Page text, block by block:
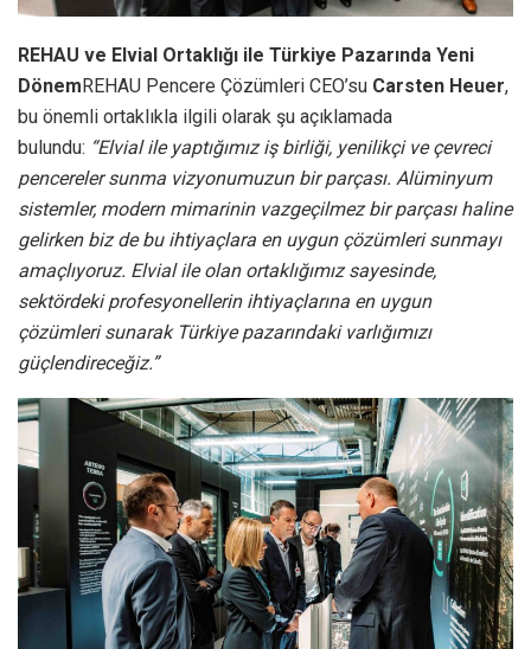
REHAU ve Elvial Ortaklığı ile Türkiye Pazarında Yeni
DönemREHAU Pencere Çözümleri CEO’su Carsten Heuer,
bu önemli ortaklıkla ilgili olarak şu açıklamada
bulundu: “Elvial ile yaptığımız iş birliği, yenilikçi ve çevreci
pencereler sunma vizyonumuzun bir parçası. Alüminyum
sistemler, modern mimarinin vazgeçilmez bir parçası haline
gelirken biz de bu ihtiyaçlara en uygunçözümleri sunmayı
amaçlıyoruz. Elvial ile olan ortaklığımız sayesinde,
sektördeki profesyonellerin ihtiyaçlarına en uygun
çözümleri sunarak Türkiye pazarındaki varlığımızı
güçlendireceğiz.”